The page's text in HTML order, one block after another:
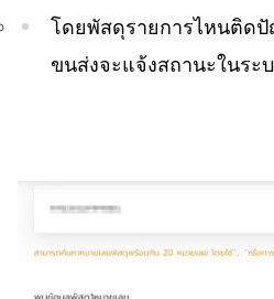
โดยพัสดุรายการไหนติด
ขนส่งจะแจ้งสถานะในระ